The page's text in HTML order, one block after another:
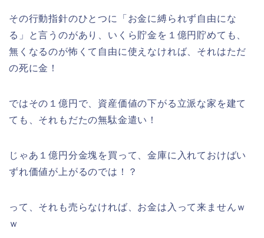
その行動指針のひとつに「お金に縛られず自由にな
る」と言うのがあり、いくら貯金を１億円貯めても、
無くなるのが怖くて自由に使えなければ、それはただ
の死に金！
ではその１億円で、資産価値の下がる立派な家を建て
ても、それもだたの無駄金遣い！
じゃあ１億円分金塊を買って、金庫に入れておけばい
ずれ価値が上がるのでは！？
って、それも売らなければ、お金は入って来ませんｗ
ｗ